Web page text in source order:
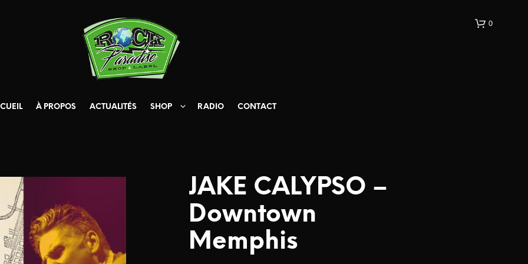
À PROPOS ACTUALITÉS SHOP RADIO CONTACT
0
JAKE CALYPSO –
Downtown
Memphis